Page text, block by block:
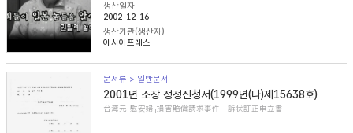
생산일자
2002-12-16
생산기관(생산자)
아시아프레스
문서류 > 일반문서
2001년 소장 정정신청서(1999년(나)제15638호)
台湾元「慰安婦」損害賠償請求事件 訴状訂正申立書